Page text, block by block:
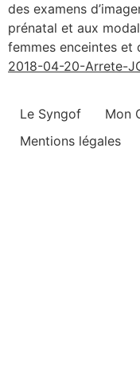
des examens
prénatal et aux
femmes enceintes et
2018-04-20-Arrete-
Le Syngof Mon
Mentions légales